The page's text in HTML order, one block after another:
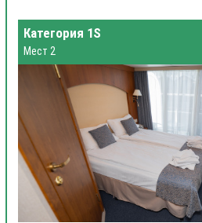
Категория 1S
Мест 2